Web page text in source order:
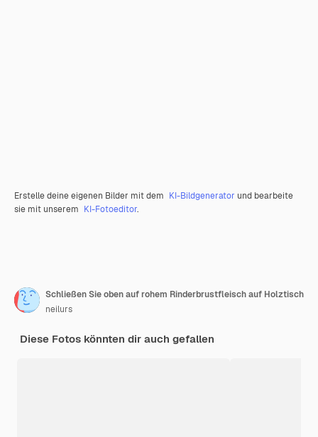
Erstelle deine eigenen Bilder mit dem KI-Bildgenerator und bearbeite
sie mit unserem KI-Fotoeditor.
Schließen Sie oben auf rohem Rinderbrustfleisch auf Holztisch
neilurs
Diese Fotos könnten dir auch gefallen